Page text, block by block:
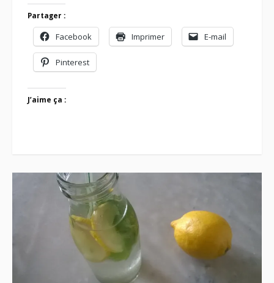
Partager :
Facebook Imprimer E-mail
Pinterest
J’aime ça :